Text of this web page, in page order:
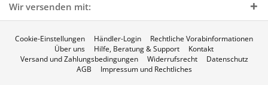
Wir versenden mit:
Cookie-Einstellungen Händler-Login
Rechtliche Vorabinformationen
Über uns
Hilfe, Beratung & Support
Kontakt
Versand und Zahlungsbedingungen
Widerrufsrecht
Datenschutz
AGB
Impressum und Rechtliches